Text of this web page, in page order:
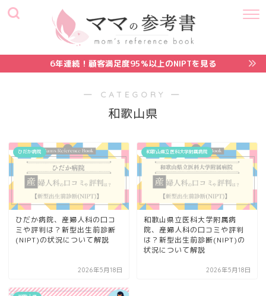
6年連続！顧客満足度95%以上のNIPTを見る
― CATEGORY ―
和歌山県
ひだか病院
ひだか病院、産婦人科の口コ
ミや評判は？新型出生前診断
(NIPT)の状況について解説
2026年5月18日
和歌山県立医科大学附属病院
和歌山県立医科大学附属病
院、産婦人科の口コミや評判
は？新型出生前診断(NIPT)の
状況について解説
2026年5月18日